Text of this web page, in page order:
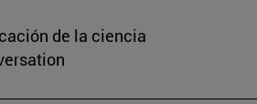
de la ciencia